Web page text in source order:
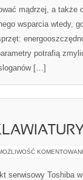
mądrzej, a także
wsparcia wtedy,
potrafią
[…]
serwisowy Toshiba